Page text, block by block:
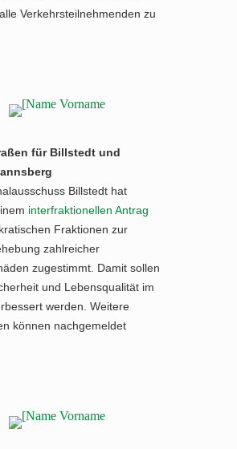
Verkehrsteilnehmenden zu
für Billstedt und
Billstedt hat
interfraktionellen Antrag
Fraktionen zur
zahlreicher
zugestimmt. Damit sollen
und Lebensqualität im
werden. Weitere
können nachgemeldet